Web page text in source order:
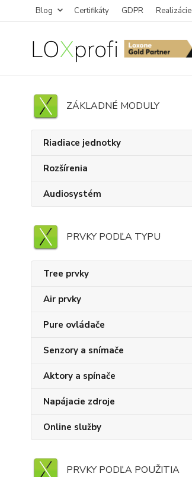
Blog Certifikáty GDPR Realizácie
ZÁKLADNÉ MODULY
Riadiace jednotky
Rozšírenia
Audiosystém
PRVKY PODĽA TYPU
Tree prvky
Air prvky
Pure ovládače
Senzory a snímače
Aktory a spínače
Napájacie zdroje
Online služby
PRVKY PODĽA POUŽITIA